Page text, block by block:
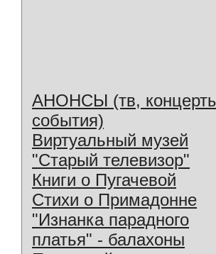
АНОНСЫ (тв,
события)
Виртуальный музей
"Старый телевизор"
Книги о Пугачевой
Стихи о Примадонне
"Изнанка парадного
платья" - балахоны